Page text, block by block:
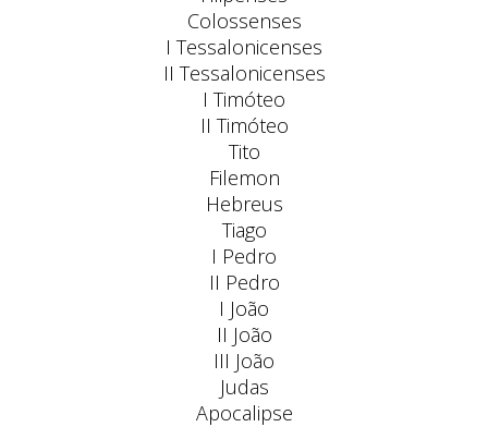
Colossenses
I Tessalonicenses
II Tessalonicenses
I Timóteo
II Timóteo
Tito
Filemon
Hebreus
Tiago
I Pedro
II Pedro
I João
II João
III João
Judas
Apocalipse